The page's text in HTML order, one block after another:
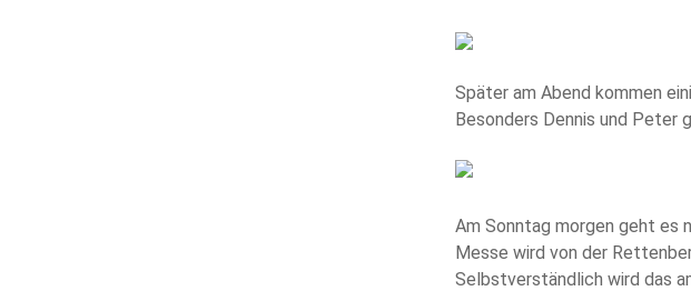
Später am Abend kommen
Besonders Dennis und Peter
Am Sonntag morgen geht es
Messe wird von der
Selbstverständlich wird das